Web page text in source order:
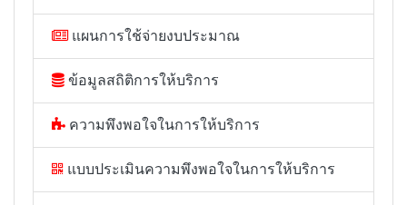
แผนการใช้จ่ายงบประมาณ
ข้อมูลสถิติการให้บริการ
ความพึงพอใจในการให้บริการ
แบบประเมินความพึงพอใจในการให้บริการ